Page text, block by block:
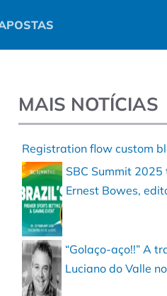
MAIS NOTÍCIAS
Registration flow custom
SBC Summit
Ernest Bowes,
“Golaço-aço!!” A
Luciano do Valle